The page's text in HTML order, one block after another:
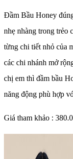
Đầm Bầu Honey
nhẹ nhàng trong trẻo
từng chi tiết nhỏ của
các chi nhánh mở
chị em thì đầm bầu
năng động phù hợp
Giá tham khảo :